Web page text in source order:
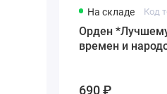
На складе Код
Орден
времен и
690 ₽